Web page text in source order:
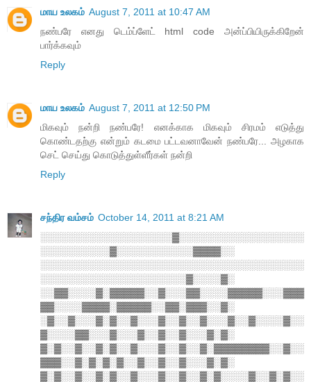
மாய உலகம் August 7, 2011 at 10:47 AM
நண்பரே எனது டெம்ப்ளேட் html code அன்ப்பியிருக்கிறேன்
பார்க்கவும்
Reply
மாய உலகம் August 7, 2011 at 12:50 PM
மிகவும் நன்றி நண்பரே! எனக்காக மிகவும் சிரமம் எடுத்து
கொண்டதற்கு என்றும் கடமை பட்டவனாவேன் நண்பரே... அழகாக
செட் செய்து கொடுத்துள்ளீர்கள் நன்றி
Reply
சந்திர வம்சம் October 14, 2011 at 8:21 AM
░░░░░░░░░░░░░░░░░░░▓░░░░░░░░░░░░░░░░░░
░░░░░░░░░░▓░░░░░░░░░░░▓▓▓▓░░
░░░░░░░░░░░░░░░░░░░░░░░░░░░░░░░░░░░░░░
░░░░░░░░░░░░░░░░░░░░░▓░░░░▓░
░░▓▓░░░░▓░▓▓▓▓▓░░▓░░░▓▓░░░░▓▓▓▓▓░░░▓▓▓
▓▓░░░░▓▓▓▓░▓▓▓▓▓░░▓▓░▓▓▓░░▓░
░▓░░▓░░░▓░▓░░▓░░░▓░░▓░░▓░░░▓░░▓░░░░▓░░
▓░░░░▓▓░░░▓░░░▓░░▓░░▓░░░▓░▓░
▓░▓░░▓░░▓░▓░░▓░░░▓░░▓░░▓░▓▓▓▓▓▓▓▓░░▓░░
▓▓▓░░▓░▓░▓░▓░░▓░░▓░░▓░░░▓░▓░
▓░▓░░▓░░▓░▓░░▓░░░▓░░▓░░▓░▓░░░░▓░░▓░▓░░